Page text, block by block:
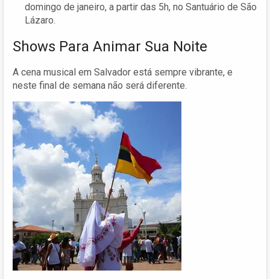
domingo de janeiro, a partir das 5h, no Santuário de São
Lázaro.
Shows Para Animar Sua Noite
A cena musical em Salvador está sempre vibrante, e
neste final de semana não será diferente.